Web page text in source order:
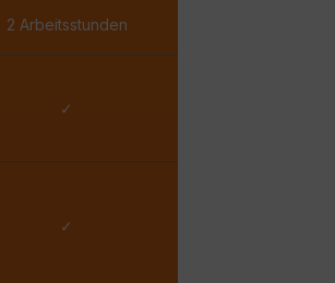
2 Arbeitsstunden
✓
✓